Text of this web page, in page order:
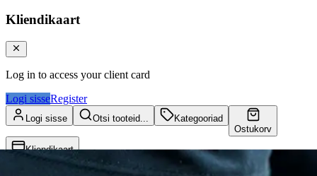
Kliendikaart
Log in to access your client card
Logi sisseRegister
Logi sisse Otsi tooteid...
Kategooriad
Ostukorv
Kliendikaart